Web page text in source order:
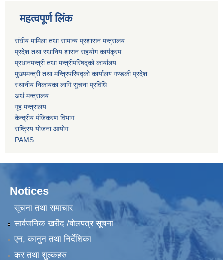
महत्वपूर्ण लिंक
संघीय मामिला तथा सामान्य प्रशासन मन्त्रालय
प्रदेश तथा स्थानिय शासन सहयोग कार्यक्रम
प्रधानमन्त्री तथा मन्त्रीपरिषद्को कार्यालय
मुख्यमन्त्री तथा मन्त्रिपरिषद्को कार्यालय गण्डकी प्रदेश
स्थानीय निकायका लागि सुचना प्रविधि
अर्थ मन्त्रालय
गृह मन्त्रालय
केन्द्रीय पंजिकरण विभाग
राष्ट्रिय योजना आयोग
PAMS
Notices
सूचना तथा समाचार
सार्वजनिक खरीद /बोलपत्र सूचना
एन, कानुन तथा निर्देशिका
कर तथा शुल्कहरु